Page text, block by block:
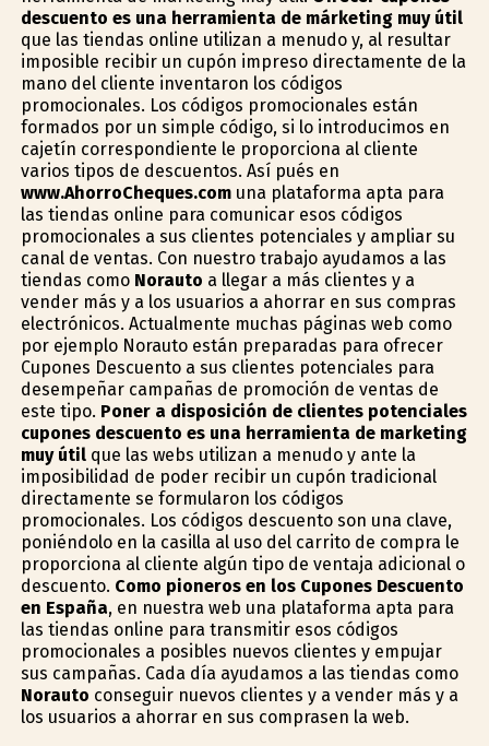
descuento es una herramienta de márketing muy útil
que las tiendas online utilizan a menudo y, al resultar
imposible recibir un cupón impreso directamente de la
mano del cliente inventaron los códigos
promocionales. Los códigos promocionales están
formados por un simple código, si lo introducimos en
cajetín correspondiente le proporciona al cliente
varios tipos de descuentos. Así pués en
www.AhorroCheques.comuna plataforma apta para
las tiendas online para comunicar esos códigos
promocionales a sus clientes potenciales y ampliar su
canal de ventas. Con nuestro trabajo ayudamos a las
tiendas como Norauto a llegar a más clientes y a
vender más y a los usuarios a ahorrar en sus compras
electrónicos. Actualmente muchas páginas web como
por ejemplo Norauto están preparadas para ofrecer
Cupones Descuento a sus clientes potenciales para
desempeñar campañas de promoción de ventas de
este tipo. Poner a disposición de clientes potenciales
cupones descuento es una herramienta de marketing
muy útilque las webs utilizan a menudo y ante la
imposibilidad de poder recibir un cupón tradicional
directamente se formularon los códigos
promocionales. Los códigos descuento son una clave,
poniéndolo en la casilla al uso del carrito de compra le
proporciona al cliente algún tipo de ventaja adicional o
descuento. Como pioneros en los Cupones Descuento
en España, en nuestra web una plataforma apta para
las tiendas online para transmitir esos códigos
promocionales a posibles nuevos clientes y empujar
sus campañas. Cada día ayudamos a las tiendas como
Norauto conseguir nuevos clientes y a vender más y a
los usuarios a ahorrar en sus comprasen la web.